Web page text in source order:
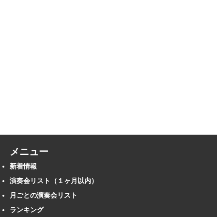
メニュー
新着情報
演奏会リスト（１ヶ月以内）
月ごとの演奏会リスト
ランキング